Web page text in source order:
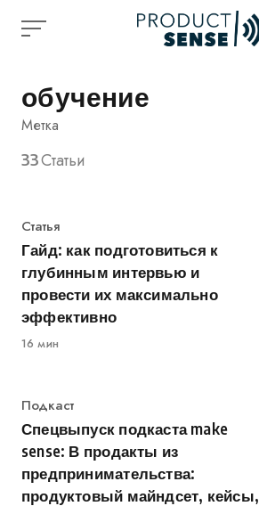
обучение
Метка
33Статьи
Категория
Статья
Гайд: как подготовиться к
глубинным интервью и
провести их максимально
эффективно
16 мин
Категория
Подкаст
Спецвыпуск подкаста make
sense: В продакты из
предпринимательства:
продуктовый майндсет, кейсы,